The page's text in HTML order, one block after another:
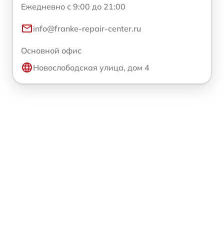
Ежедневно с 9:00 до 21:00
info@franke-repair-center.ru
Основной офис
Новослободская улица, дом 4